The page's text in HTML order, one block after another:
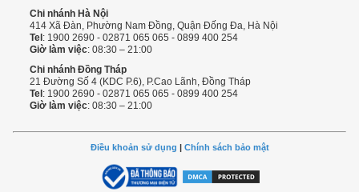
Chi nhánh Hà Nội
414 Xã Đàn, Phường Nam Đồng, Quận Đống Đa, Hà Nội
Tel : 1900 2690 - 02871 065 065 - 0899 400 254
Giờ làm việc: 08:30 – 21:00
Chi nhánh Đồng Tháp
21 Đường Số 4 (KDC P.6), P.Cao Lãnh, Đồng Tháp
Tel : 1900 2690 - 02871 065 065 - 0899 400 254
Giờ làm việc: 08:30 – 21:00
Điều khoản sử dụng Chính sách bảo mật